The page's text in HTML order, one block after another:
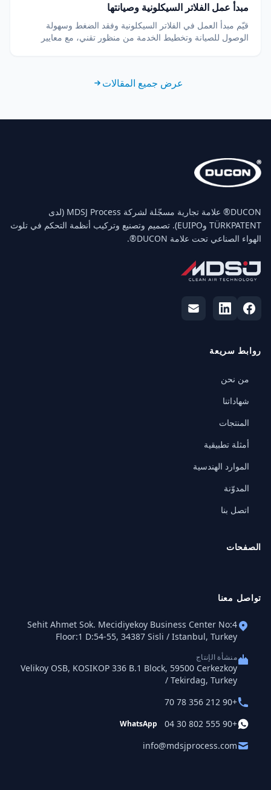
مبدأ عمل الفلاتر السيكلونية وصيانتها
قيّم مبدأ العمل في الفلاتر السيكلونية وفقد الضغط وسهولة
الوصول للصيانة وتخطيط الخدمة من منظور تقني، مع معايير
عرض جميع المقالات
‏DUCON® علامة تجارية مسجّلة لشركة MDSJ Process (لدى
TÜRKPATENT وEUIPO). تصميم وتصنيع وتركيب أنظمة التحكم في تلوث
الهواء الصناعي تحت علامة DUCON®.
روابط سريعة
من نحن
شهاداتنا
المنتجات
أمثلة تطبيقية
الموارد الهندسية
المدوّنة
اتصل بنا
الصفحات
تواصل معنا
Sehit Ahmet Sok. Mecidiyekoy Business Center No:4
Floor:1 D:54-55, 34387 Sisli / Istanbul, Turkey
منشأة الإنتاج
Velikoy OSB, KOSIKOP 336 B.1 Block, 59500 Cerkezkoy
/ Tekirdag, Turkey
+90 212 356 78 70
+90 555 802 30 04
WhatsApp
info@mdsjprocess.com